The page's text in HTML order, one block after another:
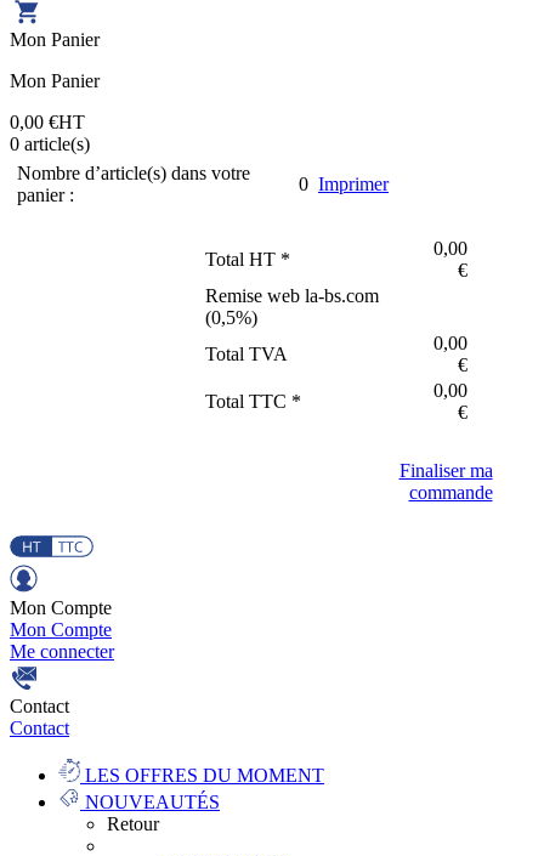
Mon Panier
Mon Panier
0,00 €HT
0 article(s)
Nombre d’article(s) dans votre
panier :
0 Imprimer
Total HT *
0,00
€
Remise web la-bs.com
(0,5%)
Total TVA
0,00
€
Total TTC *
0,00
€
Finaliser ma
commande
Mon Compte
Mon Compte
Me connecter
Contact
Contact
LES OFFRES DU MOMENT
NOUVEAUTÉS
Retour